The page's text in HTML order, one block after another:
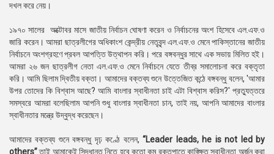
দখল করে নেয়।
১৯৭০ সালের অক্টোবর মাসে জাতীয় নির্বাচন ঘোষণা করেন ও নির্বাচনের অংশ হিসেবে এল.এফ.ও
জারি করেন। আমরা ছাত্রলীগের অধিকাংশ কেন্দ্রীয় নেতৃবৃন্দ এল.এফ.ও মেনে পাকিস্তানের জাতীয়
নির্বাচনে অংশগ্রহণে প্রবল আপত্তি উত্থাপন করি। পরে বঙ্গবন্ধুর সাথে এক সভায় মিলিত হই।
আমরা ২৬ জন ছাত্রলীগ নেতা এল.এফ.ও মেনে নির্বাচনে যেতে তীব্র সমালোচনা করে বক্তৃতা
করি। আমি ছিলাম দ্বিতীয় বক্তা। আমাদের বক্তব্য শুনে উত্তেজিত কন্ঠে বঙ্গবন্ধু বলেন, 'আমার
উপর তোদের কি বিশ্বাস আছে? আমি বাংলার স্বাধীনতা চাই এটা বিশ্বাস করিস?' প্রত্যুত্তরে
সমস্বরে আমরা বলেছিলাম আপনি শুধু বাংলার স্বাধীনতা চান, তাই নয়, আপনি আমাদের বাংলার
স্বাধীনতার মন্ত্রে উদ্বুদ্ধ করেছেন।
আমাদের বক্তব্য শুনে বঙ্গবন্ধু দৃঢ় কণ্ঠে বলেন,“Leader leads, he is not led by
others’’তাই আমাকেই সিদ্ধান্ত নিতে হবে কতো কম রক্তপাতে কাঙ্ক্ষিত স্বাধীনতা অর্জন করা